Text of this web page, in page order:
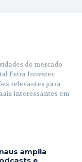
do mercado
Feira Inovatec
relevantes para
interessantes em
amplia